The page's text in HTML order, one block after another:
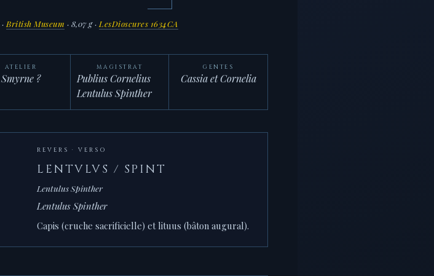
· British Museum · 8,07 g · LesDioscures 1634CA
ATELIER
Smyrne ?
MAGISTRAT
Publius Cornelius
Lentulus Spinther
GENTES
Cassia et Cornelia
REVERS · VERSO
LENTVLVS / SPINT
Lentulus Spinther
Lentulus Spinther
Capis (cruche sacrificielle) et lituus (bâton augural).